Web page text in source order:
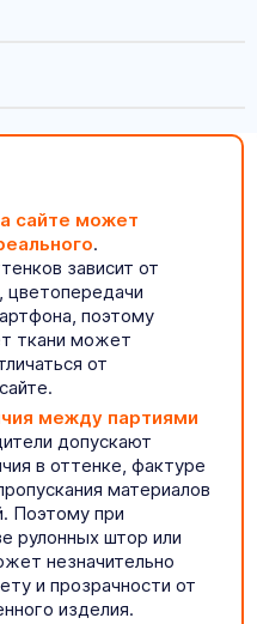
сайте может
.
зависит от
цветопередачи
поэтому
ткани может
от
между партиями
допускают
в оттенке, фактуре
материалов
Поэтому при
рулонных штор или
незначительно
и прозрачности от
изделия.